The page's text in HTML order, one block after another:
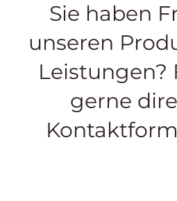
Sie haben
unseren
Leistungen?
gerne